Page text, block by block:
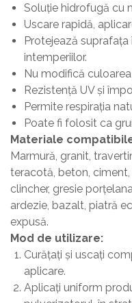
Soluție hidrofugă cu
Uscare rapidă,
Protejează
intemperiilor.
Nu modifică
Rezistență UV și
Permite respirația
Poate fi folosit ca
Materiale
Marmură, granit,
teracotă, beton,
clincher, gresie
ardezie, bazalt, piatră
expusă.
Mod de utilizare:
Curățați și uscați
aplicare.
Aplicați uniform